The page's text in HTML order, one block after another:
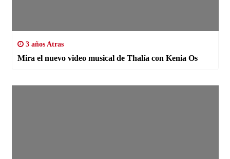
3 años Atras
Mira el nuevo video musical de Thalía con Kenia Os